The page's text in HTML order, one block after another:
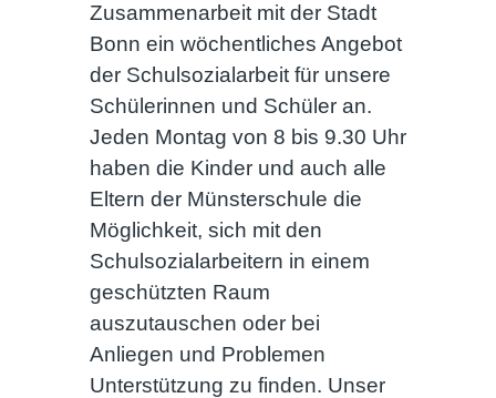
Zusammenarbeit mit der Stadt
Bonn ein wöchentliches Angebot
der Schulsozialarbeit für unsere
Schülerinnen und Schüler an.
Jeden Montag von 8 bis 9.30 Uhr
haben die Kinder und auch alle
Eltern der Münsterschule die
Möglichkeit, sich mit den
Schulsozialarbeitern in einem
geschützten Raum
auszutauschen oder bei
Anliegen und Problemen
Unterstützung zu finden. Unser